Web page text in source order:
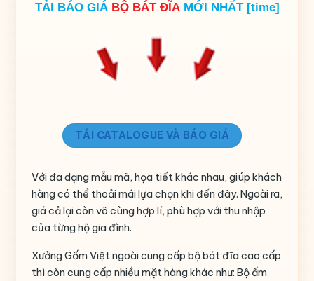
TẢI BÁO GIÁ BỘ BÁT ĐĨAMỚI NHẤT [time]
TẢI CATALOGUE VÀ BÁO GIÁ
Với đa dạng mẫu mã, họa tiết khác nhau, giúp khách
hàng có thể thoải mái lựa chọn khi đến đây. Ngoài ra,
giá cả lại còn vô cùng hợp lí, phù hợp với thu nhập
của từng hộ gia đình.
Xưởng Gốm Việt ngoài cung cấp bộ bát đĩa cao cấp
thì còn cung cấp nhiều mặt hàng khác như: Bộ ấm